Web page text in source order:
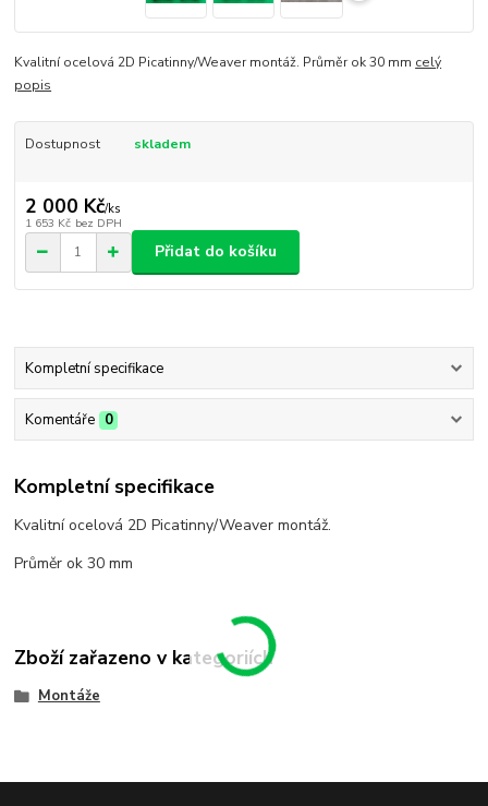
Kvalitní ocelová 2D Picatinny/Weaver montáž. Průměr ok 30 mm celý
popis
Dostupnost skladem
2 000 Kč/ks
1 653 Kč bez DPH
Přidat do košíku
Kompletní specifikace
Komentáře 0
Kompletní specifikace
Kvalitní ocelová 2D Picatinny/Weaver montáž.
Průměr ok 30 mm
Zboží zařazeno v kategoriích
Montáže